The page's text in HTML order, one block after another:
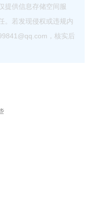
提供信息存储空间服
。若发现侵权或违规内
，核实后